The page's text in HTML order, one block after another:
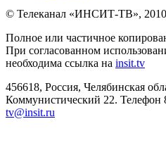
© Телеканал «ИНСИТ-ТВ»,
Полное или частичное
При согласованном
необходима ссылка на insit.tv
456618, Россия, Челябинская
Коммунистический 22. Телефон
tv@insit.ru